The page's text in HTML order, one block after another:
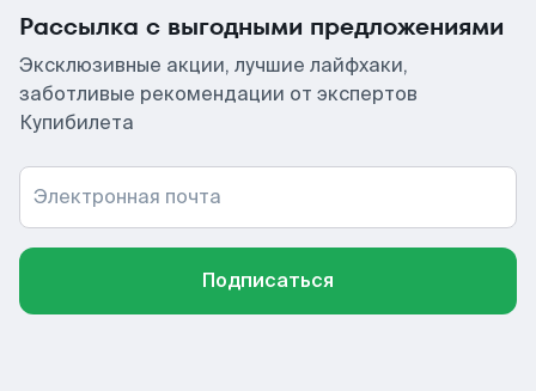
Рассылка с выгодными предложениями
Эксклюзивные акции, лучшие лайфхаки,
заботливые рекомендации от экспертов
Купибилета
Электронная почта
Подписаться